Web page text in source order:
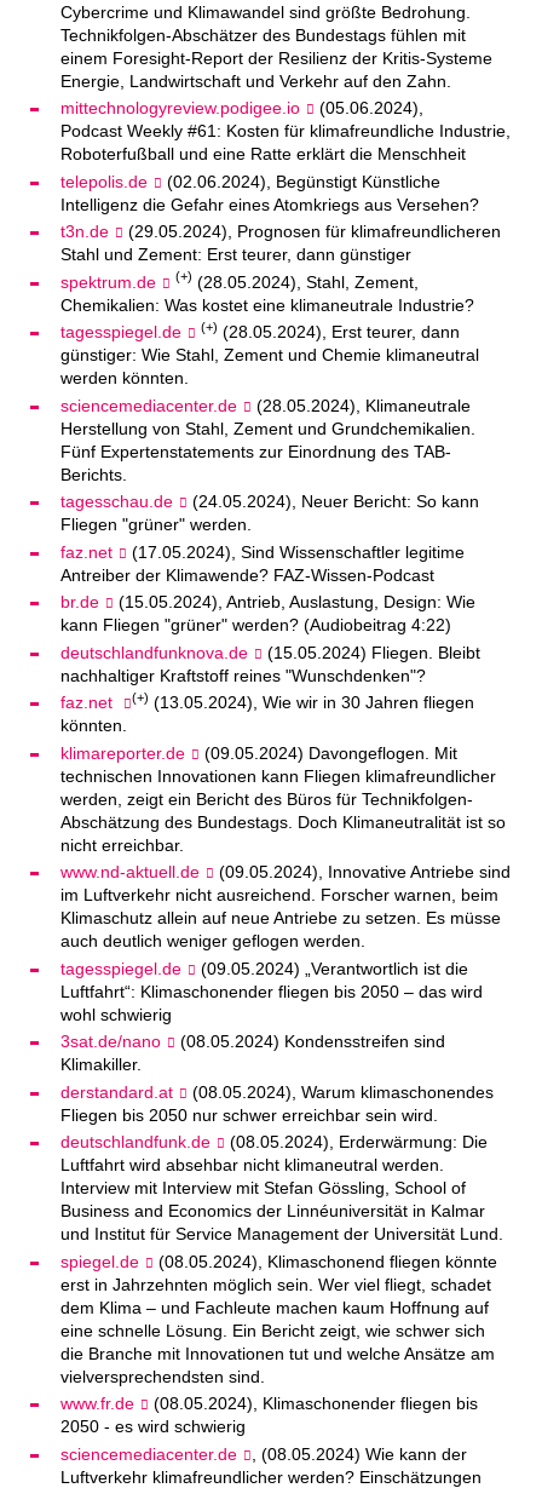
Cybercrime und Klimawandel sind größte Bedrohung.
Technikfolgen-Abschätzer des Bundestags fühlen mit
einem Foresight-Report der Resilienz der Kritis-Systeme
Energie, Landwirtschaft und Verkehr auf den Zahn.
mittechnologyreview.podigee.io
(05.06.2024),
Podcast Weekly #61: Kosten für klimafreundliche Industrie,
Roboterfußball und eine Ratte erklärt die Menschheit
telepolis.de
(02.06.2024), Begünstigt Künstliche
Intelligenz die Gefahr eines Atomkriegs aus Versehen?
t3n.de
(29.05.2024), Prognosen für klimafreundlicheren
Stahl und Zement: Erst teurer, dann günstiger
spektrum.de
(+) (28.05.2024), Stahl, Zement,
Chemikalien: Was kostet eine klimaneutrale Industrie?
tagesspiegel.de
(+) (28.05.2024), Erst teurer, dann
günstiger: Wie Stahl, Zement und Chemie klimaneutral
werden könnten.
sciencemediacenter.de
(28.05.2024), Klimaneutrale
Herstellung von Stahl, Zement und Grundchemikalien.
Fünf Expertenstatements zur Einordnung des TAB-
Berichts.
tagesschau.de
(24.05.2024), Neuer Bericht: So kann
Fliegen "grüner" werden.
faz.net
(17.05.2024), Sind Wissenschaftler legitime
Antreiber der Klimawende? FAZ-Wissen-Podcast
br.de
(15.05.2024), Antrieb, Auslastung, Design: Wie
kann Fliegen "grüner" werden? (Audiobeitrag 4:22)
deutschlandfunknova.de
(15.05.2024) Fliegen. Bleibt
nachhaltiger Kraftstoff reines "Wunschdenken"?
faz.net
(+) (13.05.2024), Wie wir in 30 Jahren fliegen
könnten.
klimareporter.de
(09.05.2024) Davongeflogen. Mit
technischen Innovationen kann Fliegen klimafreundlicher
werden, zeigt ein Bericht des Büros für Technikfolgen-
Abschätzung des Bundestags. Doch Klimaneutralität ist so
nicht erreichbar.
www.nd-aktuell.de
(09.05.2024), Innovative Antriebe sind
im Luftverkehr nicht ausreichend. Forscher warnen, beim
Klimaschutz allein auf neue Antriebe zu setzen. Es müsse
auch deutlich weniger geflogen werden.
tagesspiegel.de
(09.05.2024) „Verantwortlich ist die
Luftfahrt“: Klimaschonender fliegen bis 2050 – das wird
wohl schwierig
3sat.de/nano
(08.05.2024) Kondensstreifen sind
Klimakiller.
derstandard.at
(08.05.2024), Warum klimaschonendes
Fliegen bis 2050 nur schwer erreichbar sein wird.
deutschlandfunk.de
(08.05.2024), Erderwärmung: Die
Luftfahrt wird absehbar nicht klimaneutral werden.
Interview mit Interview mit Stefan Gössling, School of
Business and Economics der Linnéuniversität in Kalmar
und Institut für Service Management der Universität Lund.
spiegel.de
(08.05.2024), Klimaschonend fliegen könnte
erst in Jahrzehnten möglich sein. Wer viel fliegt, schadet
dem Klima – und Fachleute machen kaum Hoffnung auf
eine schnelle Lösung. Ein Bericht zeigt, wie schwer sich
die Branche mit Innovationen tut und welche Ansätze am
vielversprechendsten sind.
www.fr.de
(08.05.2024), Klimaschonender fliegen bis
2050 - es wird schwierig
sciencemediacenter.de
, (08.05.2024) Wie kann der
Luftverkehr klimafreundlicher werden? Einschätzungen